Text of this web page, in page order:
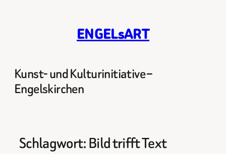
ENGELsART
Kunst- und Kulturinitiative –
Engelskirchen
Schlagwort:Bild trifft Text